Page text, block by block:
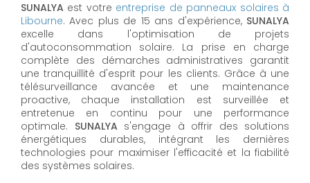
SUNALYA est votre entreprise de panneaux solaires à
Libourne. Avec plus de 15 ans d'expérience, SUNALYA
excelle dans l'optimisation de projets
d'autoconsommation solaire. La prise en charge
complète des démarches administratives garantit
une tranquillité d'esprit pour les clients. Grâce à une
télésurveillance avancée et une maintenance
proactive, chaque installation est surveillée et
entretenue en continu pour une performance
optimale. SUNALYA s'engage à offrir des solutions
énergétiques durables, intégrant les dernières
technologies pour maximiser l'efficacité et la fiabilité
des systèmes solaires.